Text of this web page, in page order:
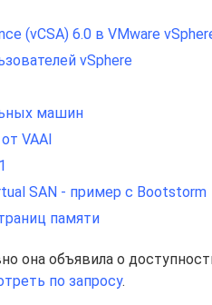
(vCSA) 6.0 в VMware
vSphere
машин
VAAI
SAN - пример с Bootstorm
памяти
она объявила о
по запросу.